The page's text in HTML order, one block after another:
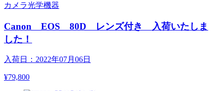
カメラ光学機器
Canon EOS 80D レンズ付き 入荷いたしま
した！
入荷日：2022年07月06日
¥79,800